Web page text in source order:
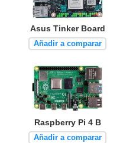
Asus Tinker Board
Añadir a comparar
Raspberry Pi 4 B
Añadir a comparar